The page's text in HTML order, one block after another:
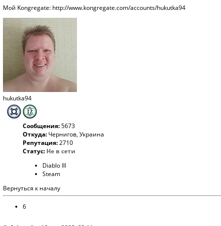
Мой Kongregate: http://www.kongregate.com/accounts/hukutka94
hukutka94
Сообщения:5673
Откуда: Чернигов, Украина
Репутация:2710
Статус: Не в сети
Diablo III
Steam
Вернуться к началу
6